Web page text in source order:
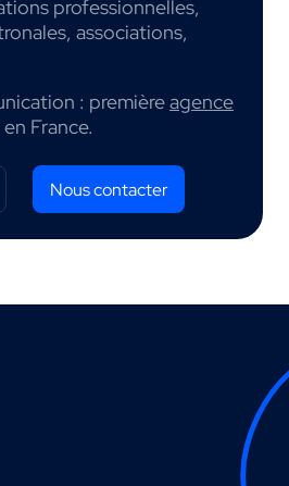
professionnelles,
associations,
: premièreagence
en France.
Nous contacter